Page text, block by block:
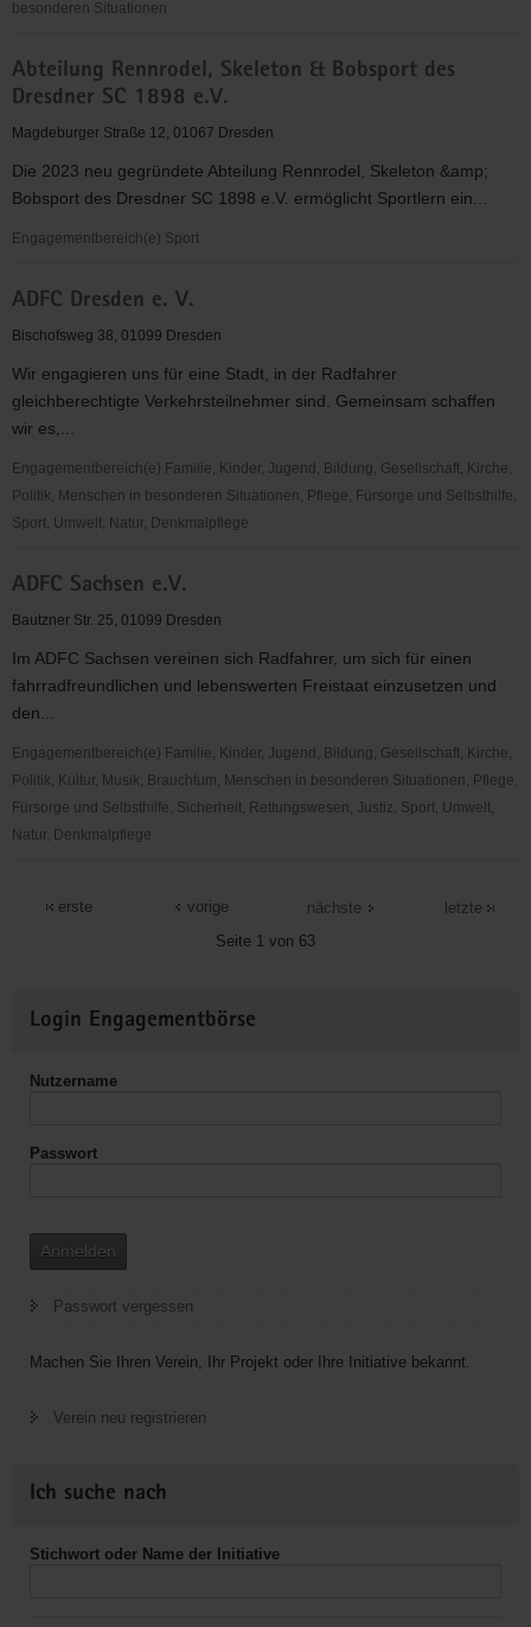
besonderen Situationen
-
Alphabetisierung,
Bildung,
in
Dresden
e.V.
Abteilung Rennrodel, Skeleton & Bobsport des
Dresdner SC 1898 e.V.
Magdeburger Straße 12, 01067 Dresden
Die 2023 neu gegründete Abteilung Rennrodel, Skeleton &amp;
Bobsport des Dresdner SC 1898 e.V. ermöglicht Sportlern ein...
Engagementbereich(e) Sport
Rennrodel,
Skeleton
Bobsport
des
Dresdner
SC
1898
e.V.
ADFC Dresden e. V.
Bischofsweg 38, 01099 Dresden
Wir engagieren uns für eine Stadt, in der Radfahrer
gleichberechtigte Verkehrsteilnehmer sind. Gemeinsam schaffen
wir es,...
Engagementbereich(e) Familie, Kinder, Jugend, Bildung, Gesellschaft, Kirche,
Politik, Menschen in besonderen Situationen, Pflege, Fürsorge und Selbsthilfe,
Sport, Umwelt, Natur, Denkmalpflege
Dresden
e.
ADFC Sachsen e.V.
Bautzner Str. 25, 01099 Dresden
Im ADFC Sachsen vereinen sich Radfahrer, um sich für einen
fahrradfreundlichen und lebenswerten Freistaat einzusetzen und
den...
Engagementbereich(e) Familie, Kinder, Jugend, Bildung, Gesellschaft, Kirche,
Politik, Kultur, Musik, Brauchtum, Menschen in besonderen Situationen, Pflege,
Fürsorge und Selbsthilfe, Sicherheit, Rettungswesen, Justiz, Sport, Umwelt,
Natur, Denkmalpflege
erste
vorige
Seite 1 von 63
nächste letzte
Informationen
Login Engagementbörse
Nutzername
Passwort
Anmelden
Passwort vergessen
Machen Sie Ihren Verein, Ihr Projekt oder Ihre Initiative bekannt.
Verein neu registrieren
Ich suche nach
Stichwort oder Name der Initiative